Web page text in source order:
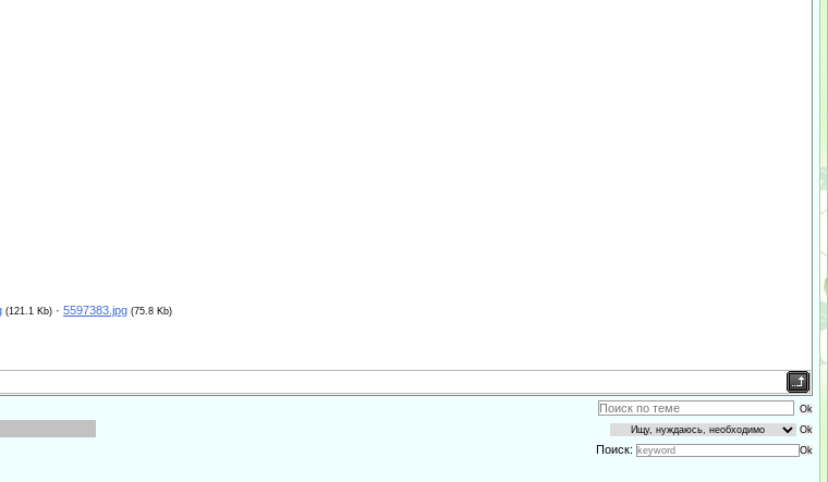
(121.1 Kb) · 5597383.jpg (75.8 Kb)
Поиск: